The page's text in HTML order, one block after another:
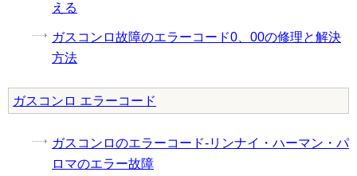
える
ガスコンロ故障のエラーコード0、00の修理と解決
方法
ガスコンロ エラーコード
ガスコンロのエラーコード-リンナイ・ハーマン・パ
ロマのエラー故障